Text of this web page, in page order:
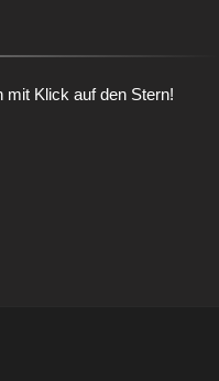
mit Klick auf den Stern!